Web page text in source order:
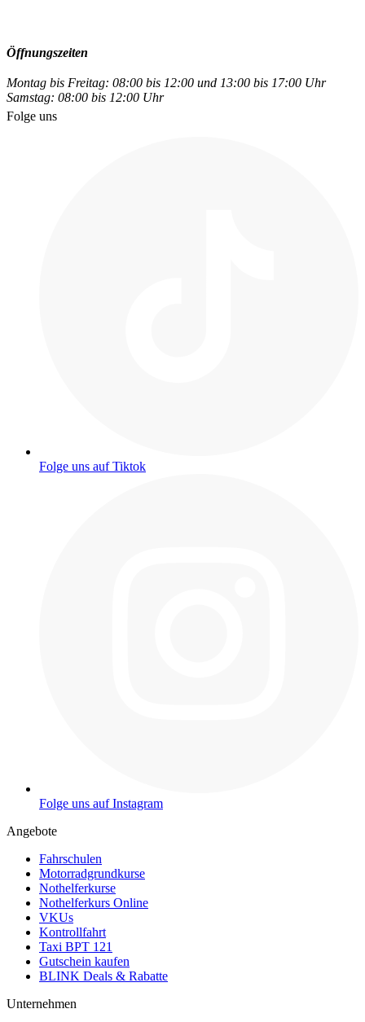
Öffnungszeiten
Montag bis Freitag: 08:00 bis 12:00 und 13:00 bis 17:00 Uhr
Samstag: 08:00 bis 12:00 Uhr
Folge uns
Folge uns auf Tiktok
Folge uns auf Instagram
Angebote
Fahrschulen
Motorradgrundkurse
Nothelferkurse
Nothelferkurs Online
VKUs
Kontrollfahrt
Taxi BPT 121
Gutschein kaufen
BLINK Deals & Rabatte
Unternehmen